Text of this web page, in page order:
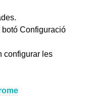
botó Configuració
configurar les